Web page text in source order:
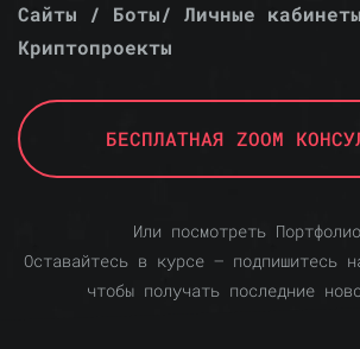
Сайты / Боты/ Личные
Криптопроекты
БЕСПЛАТНАЯ ZOOM
Или посмотреть
Оставайтесь в курсе — подпишитесь
чтобы получать последние